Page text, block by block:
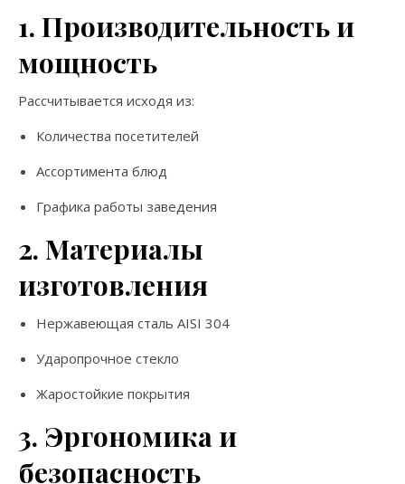
1. Производительность и
мощность
Рассчитывается исходя из:
Количества посетителей
Ассортимента блюд
Графика работы заведения
2. Материалы
изготовления
Нержавеющая сталь AISI 304
Ударопрочное стекло
Жаростойкие покрытия
3. Эргономика и
безопасность